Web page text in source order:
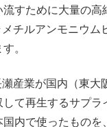
すために大量の高
メチルアンモニウム
。
産業が国内（東大
て再生するサプラ
内で使ったものを